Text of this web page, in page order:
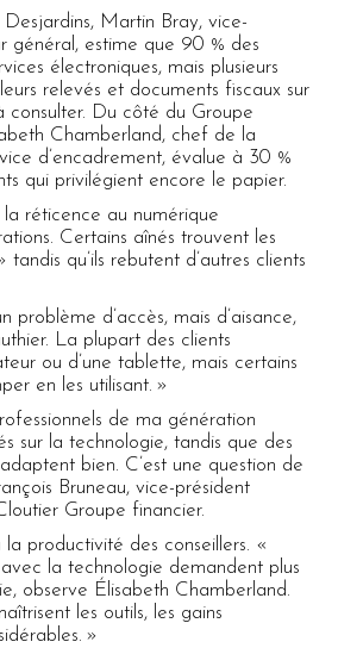
Martin Bray, vice-
général, estime que 90 % des
électroniques, mais plusieurs
relevés et documents fiscaux sur
consulter. Du côté du Groupe
Chamberland, chef de la
d’encadrement, évalue à 30 %
qui privilégient encore le papier.
réticence au numérique
Certains aînés trouvent les
tandis qu’ils rebutent d’autres clients
problème d’accès, mais d’aisance,
La plupart des clients
ou d’une tablette, mais certains
en les utilisant. »
de ma génération
sur la technologie, tandis que des
bien. C’est une question de
Bruneau, vice-président
Groupe financier.
productivité des conseillers. «
avec la technologie demandent plus
observe Élisabeth Chamberland.
les outils, les gains
»